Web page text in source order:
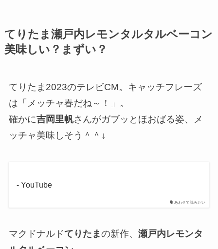
てりたま瀬戸内レモンタルタルベーコン
美味しい？まずい？
てりたま2023のテレビCM。キャッチフレーズ
は「メッチャ春だね～！」。
確かに吉岡里帆さんがガブッとほおばる姿、メ
ッチャ美味しそう＾＾↓
あわせて読みたい
- YouTube
マクドナルドてりたまの新作、 瀬戸内レモンタ